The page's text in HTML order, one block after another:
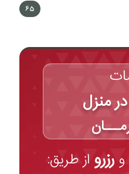
65
منزل
و رزرو از طریق: